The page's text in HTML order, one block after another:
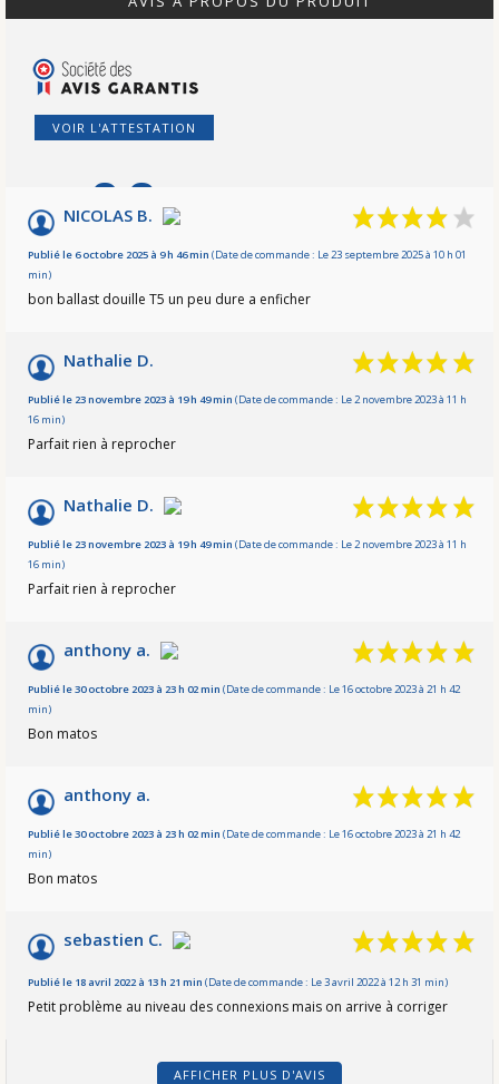
VOIR L'ATTESTATION
9.2 /10
Basé sur 13 avis
NICOLAS B.
Publié le 6 octobre 2025 à 9 h 46 min (Date de commande : Le 23 septembre 2025 à 10 h 01
min)
bon ballast douille T5 un peu dure a enficher
Nathalie D.
Publié le 23 novembre 2023 à 19 h 49 min (Date de commande : Le 2 novembre 2023 à 11 h
16 min)
Parfait rien à reprocher
Nathalie D.
Publié le 23 novembre 2023 à 19 h 49 min (Date de commande : Le 2 novembre 2023 à 11 h
16 min)
Parfait rien à reprocher
anthony a.
Publié le 30 octobre 2023 à 23 h 02 min (Date de commande : Le 16 octobre 2023 à 21 h 42
min)
Bon matos
anthony a.
Publié le 30 octobre 2023 à 23 h 02 min (Date de commande : Le 16 octobre 2023 à 21 h 42
min)
Bon matos
sebastien C.
Publié le 18 avril 2022 à 13 h 21 min (Date de commande : Le 3 avril 2022 à 12 h 31 min)
Petit problème au niveau des connexions mais on arrive à corriger
AFFICHER PLUS D'AVIS